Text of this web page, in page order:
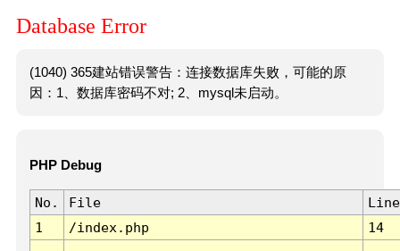
Database Error
(1040) 365建站错误警告：连接数据库失败，可能的原
因：1、数据库密码不对; 2、mysql未启动。
PHP Debug
No. File
Line
1
/index.php 14